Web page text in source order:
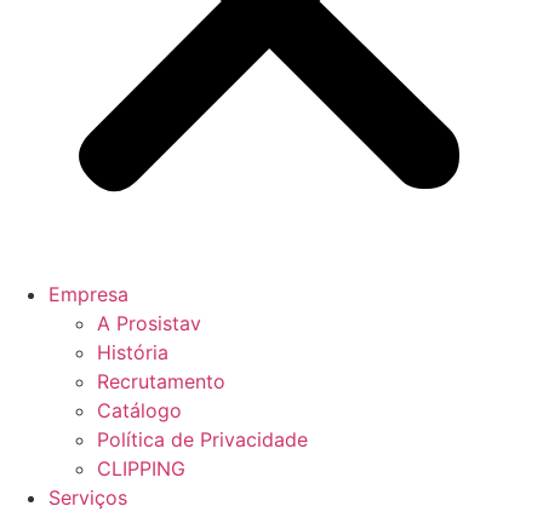
Empresa
A Prosistav
História
Recrutamento
Catálogo
Política de Privacidade
CLIPPING
Serviços